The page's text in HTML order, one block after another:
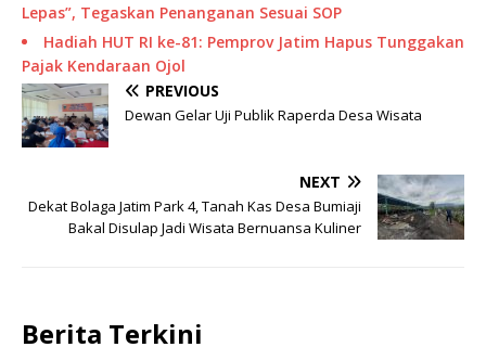
Lepas”, Tegaskan Penanganan Sesuai SOP
Hadiah HUT RI ke-81: Pemprov Jatim Hapus Tunggakan
Pajak Kendaraan Ojol
PREVIOUS
Dewan Gelar Uji Publik Raperda Desa Wisata
NEXT
Dekat Bolaga Jatim Park 4, Tanah Kas Desa Bumiaji
Bakal Disulap Jadi Wisata Bernuansa Kuliner
Berita Terkini